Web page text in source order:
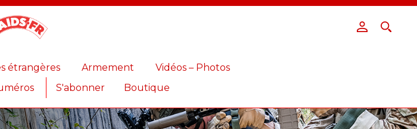
étrangères Armement
Vidéos – Photos
S'abonner Boutique